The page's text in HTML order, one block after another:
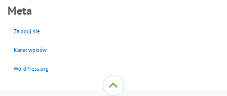
Meta
Zaloguj się
Kanał wpisów
WordPress.org